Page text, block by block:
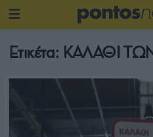
Ετικέτα: ΚΑΛΑΘΙ